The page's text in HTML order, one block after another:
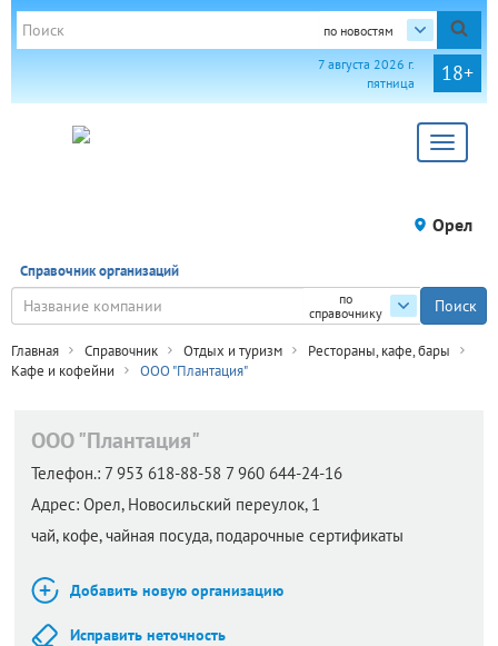
по новостям
18+
7 августа 2026 г.
пятница
Toggle
Орел
Справочник организаций
по
справочнику
Главная Справочник Отдых и туризм
Рестораны, кафе, бары
Кафе и кофейни
ООО "Плантация"
ООО "Плантация"
Телефон.: 7 953 618-88-58 7 960 644-24-16
Адрес: Орел, Новосильский переулок, 1
чай, кофе, чайная посуда, подарочные сертификаты
Добавить новую организацию
Исправить неточность